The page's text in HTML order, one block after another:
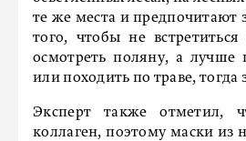
те же места и предпочитают
того, чтобы не
осмотреть поляну, а лучше
или походить по траве, тогда
Эксперт также отметил,
коллаген, поэтому маски из